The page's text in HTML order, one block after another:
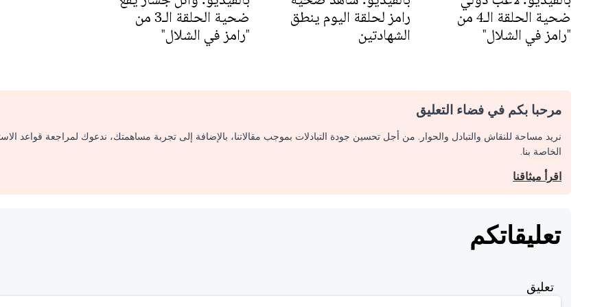
ضحية الحلقة الـ4 من
"رامز في الشلال"
رامز لحلقة اليوم ينطق
الشهادتين
ضحية الحلقة الـ3 من
"رامز في الشلال"
مرحبا بكم في فضاء التعليق
نريد مساحة للنقاش والتبادل والحوار. من أجل تحسين جودة التبادلات بموجب مقالاتنا، بالإضافة إلى تجربة مساهمتك، ندعوك لمراجعة قواعد
الخاصة بنا.
اقرأ ميثاقنا
تعليقاتكم
تعليق